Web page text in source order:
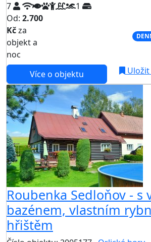
7
1
Od: 2.700
Kčza
objekt a
noc
Více o objektu
Roubenka Sedloňov - s
bazénem, vlastním
hřištěm